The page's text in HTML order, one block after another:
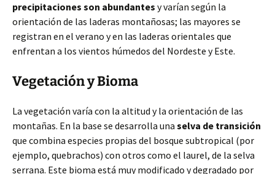
precipitaciones son abundantes y varían según la
orientación de las laderas montañosas; las mayores se
registran en el verano y en las laderas orientales que
enfrentan a los vientos húmedos del Nordeste y Este.
Vegetación y Bioma
La vegetación varía con la altitud y la orientación de las
montañas. En la base se desarrolla una selva de transición
que combina especies propias del bosque subtropical (por
ejemplo, quebrachos) con otros como el laurel, de la selva
serrana. Este bioma está muy modificado y degradado por